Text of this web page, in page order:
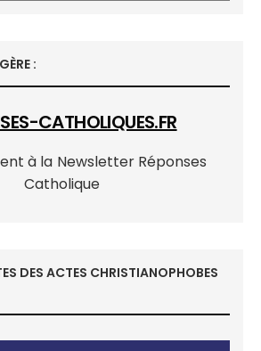
:
CATHOLIQUES.FR
DES ACTES CHRISTIANOPHOBES